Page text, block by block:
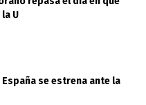
U
se estrena ante la